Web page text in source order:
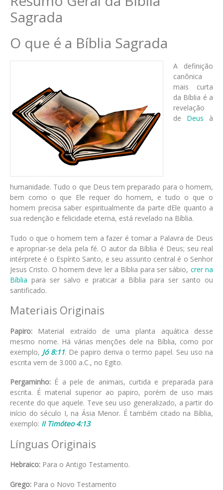
Sagrada
O que é a Bíblia Sagrada
A definição
canônica
mais curta
da Bíblia é a
revelação
de Deus à
humanidade. Tudo o que Deus tem preparado para o homem,
bem como o que Ele requer do homem, e tudo o que o
homem precisa saber espiritualmente da parte dEle quanto a
sua redenção e felicidade eterna, está revelado na Bíblia.
Tudo o que o homem tem a fazer é tomar a Palavra de Deus
e apropriar-se dela pela fé. O autor da Bíblia é Deus; seu real
intérprete é o Espírito Santo, e seu assunto central é o Senhor
Jesus Cristo. O homem deve ler a Bíblia para ser sábio, crer na
Bíblia para ser salvo e praticar a Bíblia para ser santo ou
santificado.
Materiais Originais
Papiro: Material extraído de uma planta aquática desse
mesmo nome. Há várias menções dele na Bíblia, como por
exemplo, Jó 8:11. De papiro deriva o termo papel. Seu uso na
escrita vem de 3.000 a.C., no Egito.
Pergaminho: É a pele de animais, curtida e preparada para
escrita. É material superior ao papiro, porém de uso mais
recente do que aquele. Teve seu uso generalizado, a partir do
início do século I, na Ásia Menor. É também citado na Bíblia,
exemplo: II Timóteo 4:13.
Línguas Originais
Hebraico: Para o Antigo Testamento.
Grego: Para o Novo Testamento